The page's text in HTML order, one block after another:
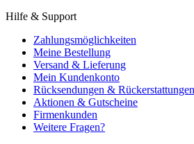
Hilfe & Support
Zahlungsmöglichkeiten
Meine Bestellung
Versand & Lieferung
Mein Kundenkonto
Rücksendungen & Rückerstattungen
Aktionen & Gutscheine
Firmenkunden
Weitere Fragen?